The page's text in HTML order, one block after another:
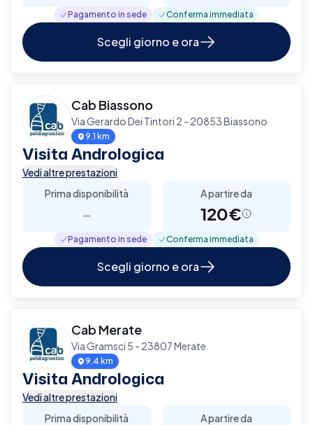
Pagamento in sede Conferma immediata
Scegli giorno e ora
Cab Biassono
Via Gerardo Dei Tintori 2 - 20853 Biassono
9.1 km
Visita Andrologica
Vedi altre prestazioni
Prima disponibilità
-
A partire da
120€
Pagamento in sede Conferma immediata
Scegli giorno e ora
Cab Merate
Via Gramsci 5 - 23807 Merate
9.4 km
Visita Andrologica
Vedi altre prestazioni
Prima disponibilità
A partire da